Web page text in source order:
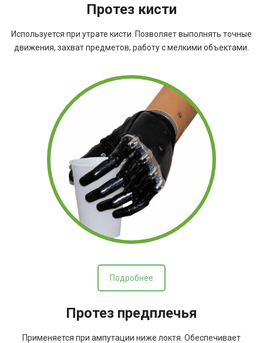
Протез кисти
Используется при утрате кисти. Позволяет выполнять точные
движения, захват предметов, работу с мелкими объектами.
Подробнее
Протез предплечья
Применяется при ампутации ниже локтя. Обеспечивает